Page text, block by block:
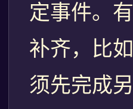
定事件。
补齐，比
须先完成